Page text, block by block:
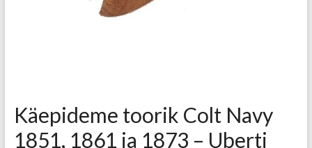
Käepideme toorik Colt Navy
1851, 1861 ja 1873 – Uberti